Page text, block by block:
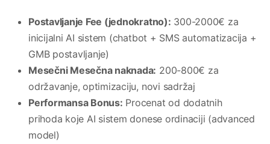
Postavljanje Fee (jednokratno): 300-2000€ za
inicijalni AI sistem (chatbot + SMS automatizacija +
GMB postavljanje)
Mesečni Mesečna naknada: 200-800€ za
održavanje, optimizaciju, novi sadržaj
Performansa Bonus: Procenat od dodatnih
prihoda koje AI sistem donese ordinaciji (advanced
model)